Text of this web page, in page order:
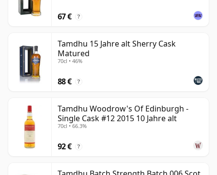
67 € ?
Tamdhu 15 Jahre alt Sherry Cask
Matured
70cl • 46%
88 € ?
Tamdhu Woodrow's Of Edinburgh -
Single Cask #12 2015 10 Jahre alt
70cl • 66.3%
92 € ?